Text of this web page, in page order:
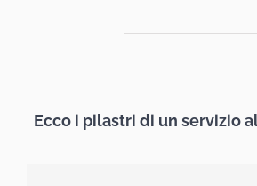
Ecco i pilastri di un servizio